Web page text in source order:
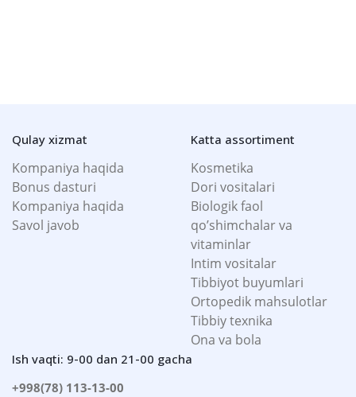
Qulay xizmat
Kompaniya haqida
Bonus dasturi
Kompaniya haqida
Savol javob
Katta assortiment
Kosmetika
Dori vositalari
Biologik faol
qo’shimchalar va
vitaminlar
Intim vositalar
Tibbiyot buyumlari
Ortopedik mahsulotlar
Tibbiy texnika
Ona va bola
Ish vaqti: 9-00 dan 21-00 gacha
+998(78) 113-13-00